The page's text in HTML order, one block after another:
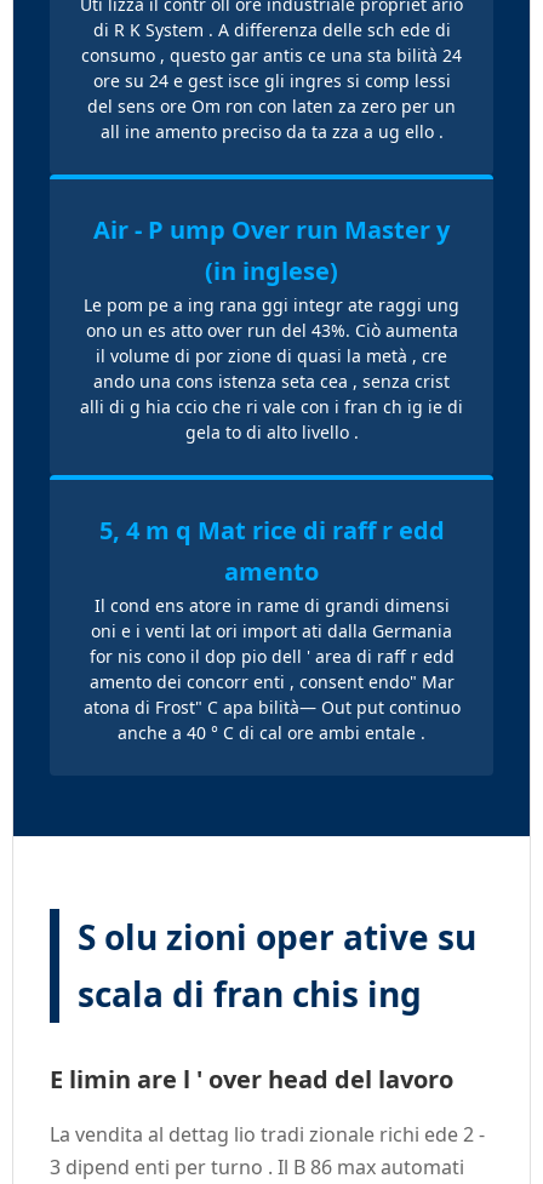
di R K System . A differenza delle sch ede di
consumo , questo gar antis ce una sta bilità 24
ore su 24 e gest isce gli ingres si comp lessi
del sens ore Om ron con laten za zero per un
all ine amento preciso da ta zza a ug ello .
Air - P ump Over run Master y
(in inglese)
Le pom pe a ing rana ggi integr ate raggi ung
ono un es atto over run del 43%. Ciò aumenta
il volume di por zione di quasi la metà , cre
ando una cons istenza seta cea , senza crist
alli di g hia ccio che ri vale con i fran ch ig ie di
gela to di alto livello .
5, 4 m q Mat rice di raff r edd
amento
Il cond ens atore in rame di grandi dimensi
oni e i venti lat ori import ati dalla Germania
for nis cono il dop pio dell ' area di raff r edd
amento dei concorr enti , consent endo" Mar
atona di Frost" C apa bilità— Out put continuo
anche a 40 ° C di cal ore ambi entale .
S olu zioni oper ative su
scala di fran chis ing
E limin are l ' over head del lavoro
La vendita al dettag lio tradi zionale richi ede 2 -
3 dipend enti per turno . Il B 86 max automati